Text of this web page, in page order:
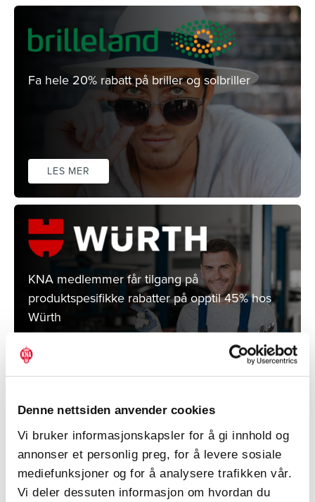
Denne nettsiden anvender cookies
Vi bruker informasjonskapsler for å gi innhold og
annonser et personlig preg, for å levere sosiale
mediefunksjoner og for å analysere trafikken vår.
Vi deler dessuten informasjon om hvordan du
Fa hele 20% rabatt på briller og solbriller
LES MER
KNA medlemmer får tilgang på
produktspesifikke rabatter på opptil 45% hos
Würth
Som KNA-medlem får du gratis teknisk og
juridisk rådgivning